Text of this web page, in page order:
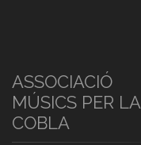
ASSOCIACIÓ
MÚSICS PER LA
COBLA